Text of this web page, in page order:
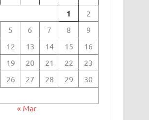
1
2
5 6 7 8
9
12 13 14 15
16
19 20 21 22
23
26 27 28 29
30
« Mar